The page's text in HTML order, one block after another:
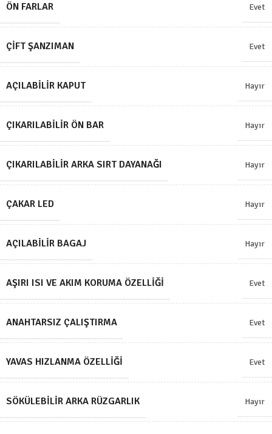
ÖN FARLAR Evet
ÇIFT ŞANZIMAN Evet
AÇILABILIR KAPUT Hayır
ÇIKARILABILIR ÖN BAR Hayır
ÇIKARILABILIR ARKA SIRT DAYANAĞI Hayır
ÇAKAR LED Hayır
AÇILABILIR BAGAJ Hayır
AŞIRI ISI VE AKIM KORUMA ÖZELLIĞI Evet
ANAHTARSIZ ÇALIŞTIRMA Evet
YAVAS HIZLANMA ÖZELLIĞI Evet
SÖKÜLEBILIR ARKA RÜZGARLIK Hayır